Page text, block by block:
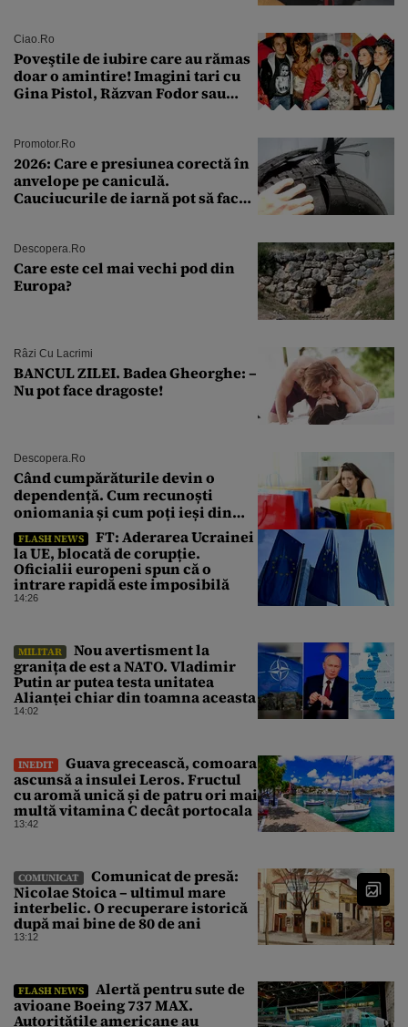
Ciao.ro
Poveştile de iubire care au rămas
doar o amintire! Imagini tari cu
Gina Pistol, Răzvan Fodor sau
Promotor.ro
2026: Care e presiunea corectă în
anvelope pe caniculă.
Cauciucurile de iarnă pot să facă
Descopera.ro
Care este cel mai vechi pod din
Europa?
Râzi Cu Lacrimi
BANCUL ZILEI. Badea Gheorghe: –
Nu pot face dragoste!
Descopera.ro
Când cumpărăturile devin o
dependență. Cum recunoști
oniomania și cum poți ieși din
acest cerc
FLASH NEWS
FT: Aderarea Ucrainei
la UE, blocată de corupție.
Oficialii europeni spun că o
intrare rapidă este imposibilă
14:26
MILITAR
Nou avertisment la
granița de est a NATO. Vladimir
Putin ar putea testa unitatea
Alianței chiar din toamna aceasta
14:02
INEDIT
Guava grecească, comoara
ascunsă a insulei Leros. Fructul
cu aromă unică și de patru ori mai
multă vitamina C decât portocala
13:42
COMUNICAT
Comunicat de presă:
Nicolae Stoica – ultimul mare
interbelic. O recuperare istorică
după mai bine de 80 de ani
13:12
FLASH NEWS
Alertă pentru sute de
avioane Boeing 737 MAX.
Autoritățile americane au